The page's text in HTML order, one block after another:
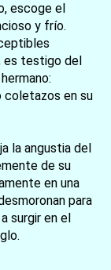
escoge el
y frío.
es testigo del
coletazos en su
la angustia del
de su
en una
para
surgir en el